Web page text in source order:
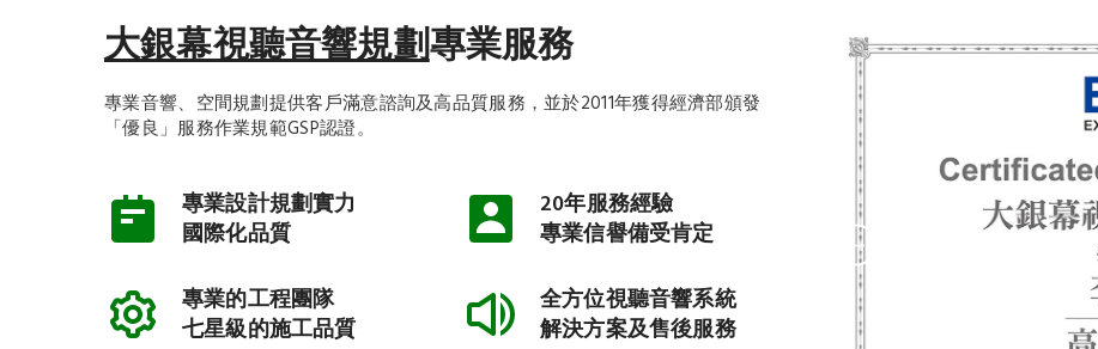
大銀幕視聽音響規劃專業服務
專業音響、空間規劃提供客戶滿意諮詢及高品質服務，並於2011年獲得經濟部頒發
「優良」服務作業規範GSP認證。
專業設計規劃實力
國際化品質
20年服務經驗
專業信譽備受肯定
專業的工程團隊
七星級的施工品質
全方位視聽音響系統
解決方案及售後服務